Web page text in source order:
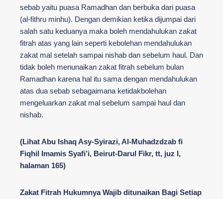
sebab yaitu puasa Ramadhan dan berbuka dari puasa
(al-fithru minhu). Dengan demikian ketika dijumpai dari
salah satu keduanya maka boleh mendahulukan zakat
fitrah atas yang lain seperti kebolehan mendahulukan
zakat mal setelah sampai nishab dan sebelum haul. Dan
tidak boleh menunaikan zakat fitrah sebelum bulan
Ramadhan karena hal itu sama dengan mendahulukan
atas dua sebab sebagaimana ketidakbolehan
mengeluarkan zakat mal sebelum sampai haul dan
nishab.
(Lihat Abu Ishaq Asy-Syirazi, Al-Muhadzdzab fi
Fiqhil Imamis Syafi’i, Beirut-Darul Fikr, tt, juz I,
halaman 165)
Zakat Fitrah Hukumnya Wajib ditunaikan Bagi Setiap